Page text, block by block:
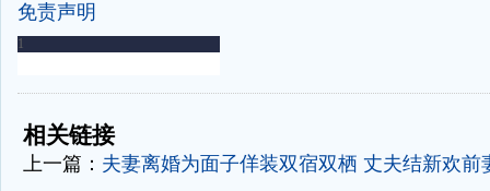
免责声明
-
相关链接
上一篇： 夫妻离婚为面子佯装双宿双栖 丈夫结新欢前